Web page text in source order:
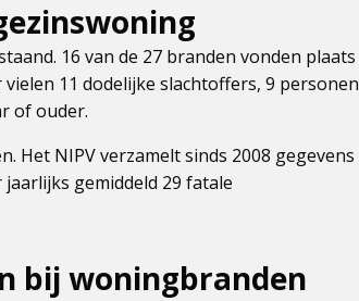
16 van de 27 branden vonden plaats
11 dodelijke slachtoffers, 9 personen
of ouder.
Het NIPV verzamelt sinds 2008 gegevens
gemiddeld 29 fatale
bij woningbranden